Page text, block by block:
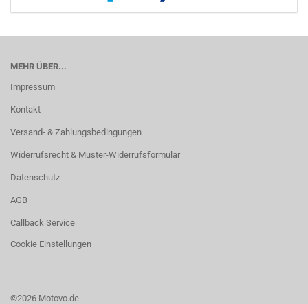
MEHR ÜBER...
Impressum
Kontakt
Versand- & Zahlungsbedingungen
Widerrufsrecht & Muster-Widerrufsformular
Datenschutz
AGB
Callback Service
Cookie Einstellungen
©2026 Motovo.de